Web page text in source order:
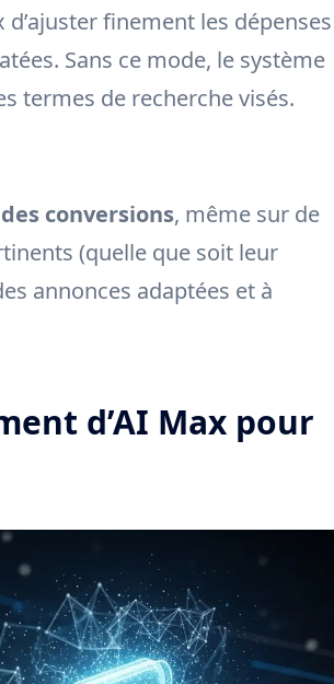
finement les dépenses
Sans ce mode, le système
termes de recherche visés.
conversions, même sur de
(quelle que soit leur
annonces adaptées et à
d’AI Max pour